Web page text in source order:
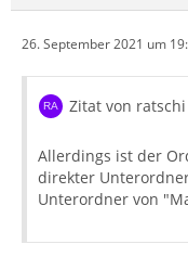
26. September 2021 um
Zitat von ratschi
Allerdings ist der
direkter
Unterordner von